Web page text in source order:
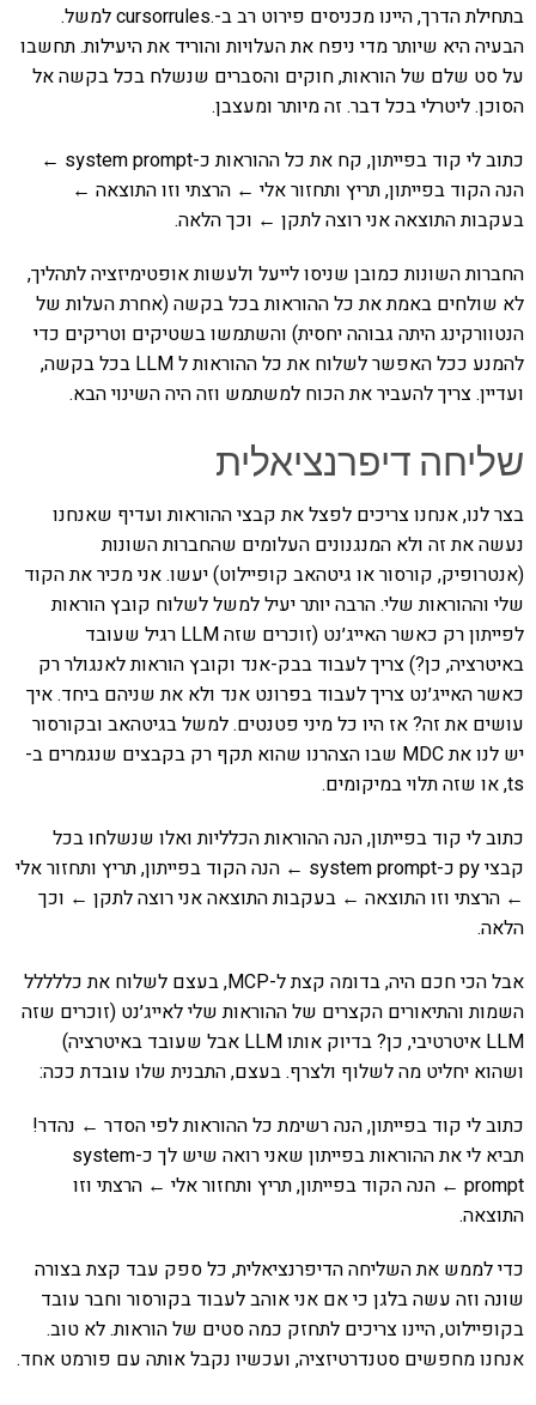
בתחילת הדרך, היינו מכניסים פירוט רב ב-.cursorrules למשל.
הבעיה היא שיותר מדי ניפח את העלויות והוריד את היעילות. תחשבו
על סט שלם של הוראות, חוקים והסברים שנשלח בכל בקשה אל
הסוכן. ליטרלי בכל דבר. זה מיותר ומעצבן.
כתוב לי קוד בפייתון, קח את כל ההוראות כ-system prompt ←
הנה הקוד בפייתון, תריץ ותחזור אלי ← הרצתי וזו התוצאה ←
בעקבות התוצאה אני רוצה לתקן ← וכך הלאה.
החברות השונות כמובן שניסו לייעל ולעשות אופטימיזציה לתהליך,
לא שולחים באמת את כל ההוראות בכל בקשה (אחרת העלות של
הנטוורקינג היתה גבוהה יחסית) והשתמשו בשטיקים וטריקים כדי
להמנע ככל האפשר לשלוח את כל ההוראות ל LLM בכל בקשה,
ועדיין. צריך להעביר את הכוח למשתמש וזה היה השינוי הבא.
שליחה דיפרנציאלית
בצר לנו, אנחנו צריכים לפצל את קבצי ההוראות ועדיף שאנחנו
נעשה את זה ולא המנגנונים העלומים שהחברות השונות
(אנטרופיק, קורסור או גיטהאב קופיילוט) יעשו. אני מכיר את הקוד
שלי וההוראות שלי. הרבה יותר יעיל למשל לשלוח קובץ הוראות
לפייתון רק כאשר האייג׳נט (זוכרים שזה LLM רגיל שעובד
באיטרציה, כן?) צריך לעבוד בבק-אנד וקובץ הוראות לאנגולר רק
כאשר האייג׳נט צריך לעבוד בפרונט אנד ולא את שניהם ביחד. איך
עושים את זה? אז היו כל מיני פטנטים. למשל בגיטהאב ובקורסור
יש לנו את MDC שבו הצהרנו שהוא תקף רק בקבצים שנגמרים ב-
ts, או שזה תלוי במיקומים.
כתוב לי קוד בפייתון, הנה ההוראות הכלליות ואלו שנשלחו בכל
קבצי py כ-system prompt ← הנה הקוד בפייתון, תריץ ותחזור אלי
← הרצתי וזו התוצאה ← בעקבות התוצאה אני רוצה לתקן ← וכך
הלאה.
אבל הכי חכם היה, בדומה קצת ל-MCP, בעצם לשלוח את כללללל
השמות והתיאורים הקצרים של ההוראות שלי לאייג׳נט (זוכרים שזה
LLM איטרטיבי, כן? בדיוק אותו LLM אבל שעובד באיטרציה)
ושהוא יחליט מה לשלוף ולצרף. בעצם, התבנית שלו עובדת ככה:
כתוב לי קוד בפייתון, הנה רשימת כל ההוראות לפי הסדר ← נהדר!
תביא לי את ההוראות בפייתון שאני רואה שיש לך כ-system
prompt ← הנה הקוד בפייתון, תריץ ותחזור אלי ← הרצתי וזו
התוצאה.
כדי לממש את השליחה הדיפרנציאלית, כל ספק עבד קצת בצורה
שונה וזה עשה בלגן כי אם אני אוהב לעבוד בקורסור וחבר עובד
בקופיילוט, היינו צריכים לתחזק כמה סטים של הוראות. לא טוב.
אנחנו מחפשים סטנדרטיזציה, ועכשיו נקבל אותה עם פורמט אחד.